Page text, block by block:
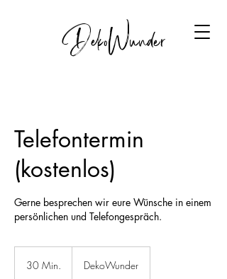
DekoWunder
Telefontermin
(kostenlos)
Gerne besprechen wir eure Wünsche in einem
persönlichen und Telefongespräch.
30 Min. DekoWunder